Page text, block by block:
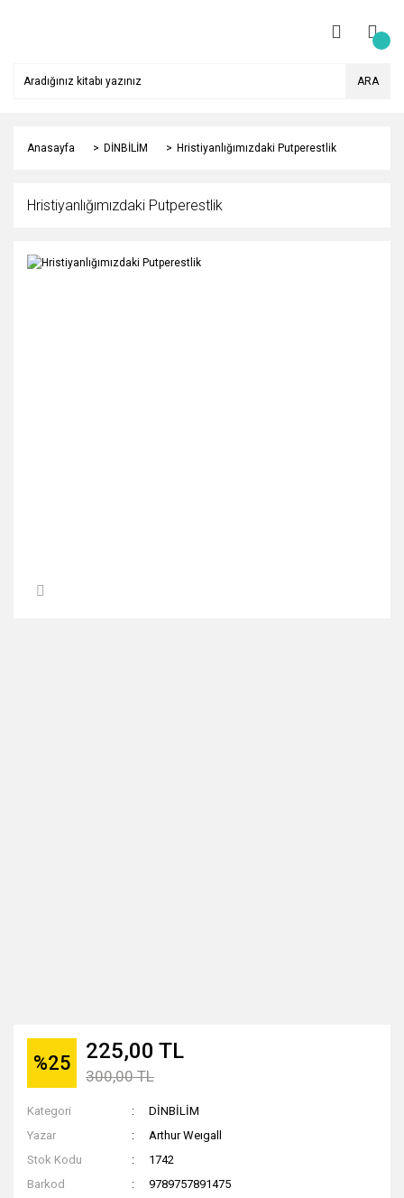
ARA
Anasayfa DİNBİLİM Hristiyanlığımızdaki Putperestlik
Hristiyanlığımızdaki Putperestlik
%25 225,00 TL
300,00 TL
Kategori
DİNBİLİM
Yazar
Arthur Weıgall
Stok Kodu
1742
Barkod
9789757891475